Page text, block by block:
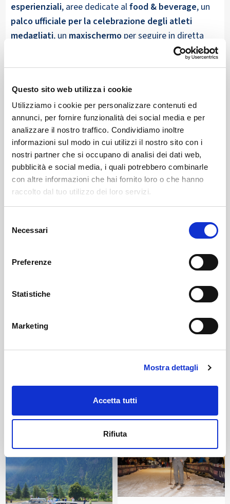
Questo sito web utilizza i cookie
Utilizziamo i cookie per personalizzare contenuti ed
annunci, per fornire funzionalità dei social media e per
analizzare il nostro traffico. Condividiamo inoltre
informazioni sul modo in cui utilizzi il nostro sito con i
nostri partner che si occupano di analisi dei dati web,
pubblicità e social media, i quali potrebbero combinarle
con altre informazioni che hai fornito loro o che hanno
raccolto dal tuo utilizzo dei loro servizi.
delNecessari
Preferenze
Statistiche
Marketing
Mostra dettagli
Accetta tutti
Rifiuta
esperienziali, aree dedicate alfood & beverage, un
palco ufficiale per la celebrazione degli atleti
medagliati, un maxischermo per seguire in diretta
performance live, pensato per animare il paese e
incontro e partecipazione che contribuirà a rendere il
periodo olimpico un momento centrale per la vita
della località.
Con questa iniziativa, Livigno conferma la propria
capacità di accogliere visitatori anche durante le
Olimpiadi, offrendo la possibilità divivere il territorio
in uncontesto straordinarioche segna una tappa
significativa nella storia della destinazione.
Ufficio Stampa Livigno Next
Altri articoli che potrebbero